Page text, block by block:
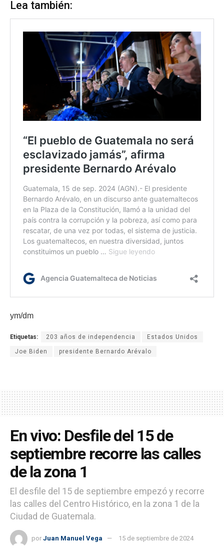
Lea también:
ym/dm
Etiquetas: 203 años de independencia Estados Unidos
Joe Biden presidente Bernardo Arévalo
En vivo: Desfile del 15 de
septiembre recorre las calles
de la zona 1
El desfile del 15 de septiembre empezó y recorre
las calles del Centro Histórico, en la zona 1 de la
Ciudad de Guatemala.
por Juan Manuel Vega 15 de septiembre de 2024